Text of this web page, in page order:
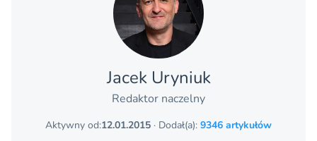
Jacek Uryniuk
Redaktor naczelny
Aktywny od:12.01.2015 · Dodał(a): 9346 artykułów